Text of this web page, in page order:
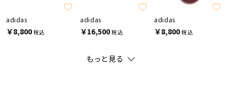
adidas
￥8,800税込
adidas
￥16,500税込
adidas
￥8,800税込
もっと見る